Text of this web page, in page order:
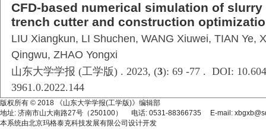
CFD-based numerical simulation of
trench cutter and construction
LIU Xiangkun, LI Shuchen, WANG Xiuwei, TIAN Ye,
Qingwu, ZHAO Yongxi
山东大学学报 (工学版) . 2023, (3): 69 -77 . DOI:
3961.0.2022.144
版权所有 © 2018 《山东大学学报(工学版)》编辑部
地址: 济南市山大南路27号（250100） 电话: 0531-88366735 E-mail:
本系统由北京玛格泰克科技发展有限公司 设计开发